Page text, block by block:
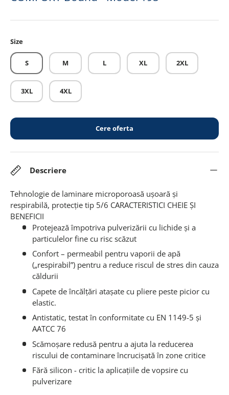
Size
S M L XL 2XL
3XL 4XL
Cere oferta
Descriere
Tehnologie de laminare microporoasă ușoară și
respirabilă, protecție tip 5/6 CARACTERISTICI CHEIE ȘI
BENEFICII
Protejează împotriva pulverizării cu lichide și a
particulelor fine cu risc scăzut
Confort – permeabil pentru vaporii de apă
(„respirabil”) pentru a reduce riscul de stres din cauza
căldurii
Capete de încălțări atașate cu pliere peste picior cu
elastic.
Antistatic, testat în conformitate cu EN 1149-5 și
AATCC 76
Scămoșare redusă pentru a ajuta la reducerea
riscului de contaminare încrucișată în zone critice
Fără silicon - critic la aplicaţiile de vopsire cu
pulverizare